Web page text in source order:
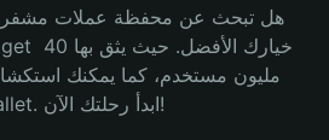
هل تبحث عن محفظة عملات
على محفظة Bitget Wallet. ابدأ رحلتك الآن!